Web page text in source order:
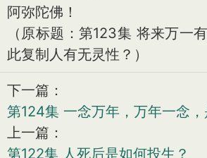
阿弥陀佛！
（原标题：第123集 将来万一
此复制人有无灵性？）
下一篇：
第124集 一念万年，万年一念，
上一篇：
第122集 人死后是如何投生？